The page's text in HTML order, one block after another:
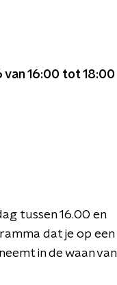
16:00 tot 18:00
tussen 16.00 en
dat je op een
in de waan van